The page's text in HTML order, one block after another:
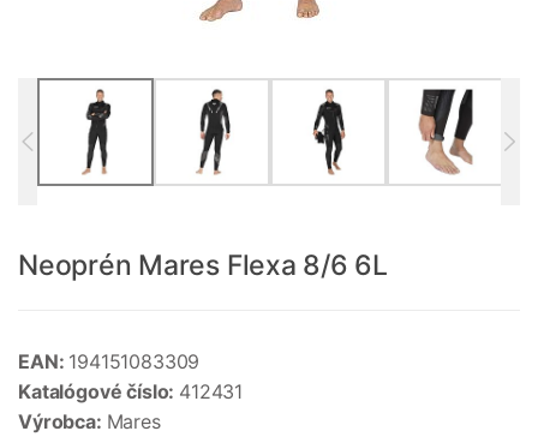
Neoprén Mares Flexa 8/6 6L
EAN: 194151083309
Katalógové číslo: 412431
Výrobca: Mares